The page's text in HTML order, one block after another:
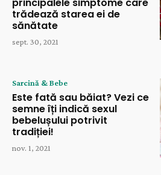
principalele simptome care
trădează starea ei de
sănătate
sept. 30, 2021
Sarcină & Bebe
Este fată sau băiat? Vezi ce
semne îți indică sexul
bebelușului potrivit
tradiției!
nov. 1, 2021